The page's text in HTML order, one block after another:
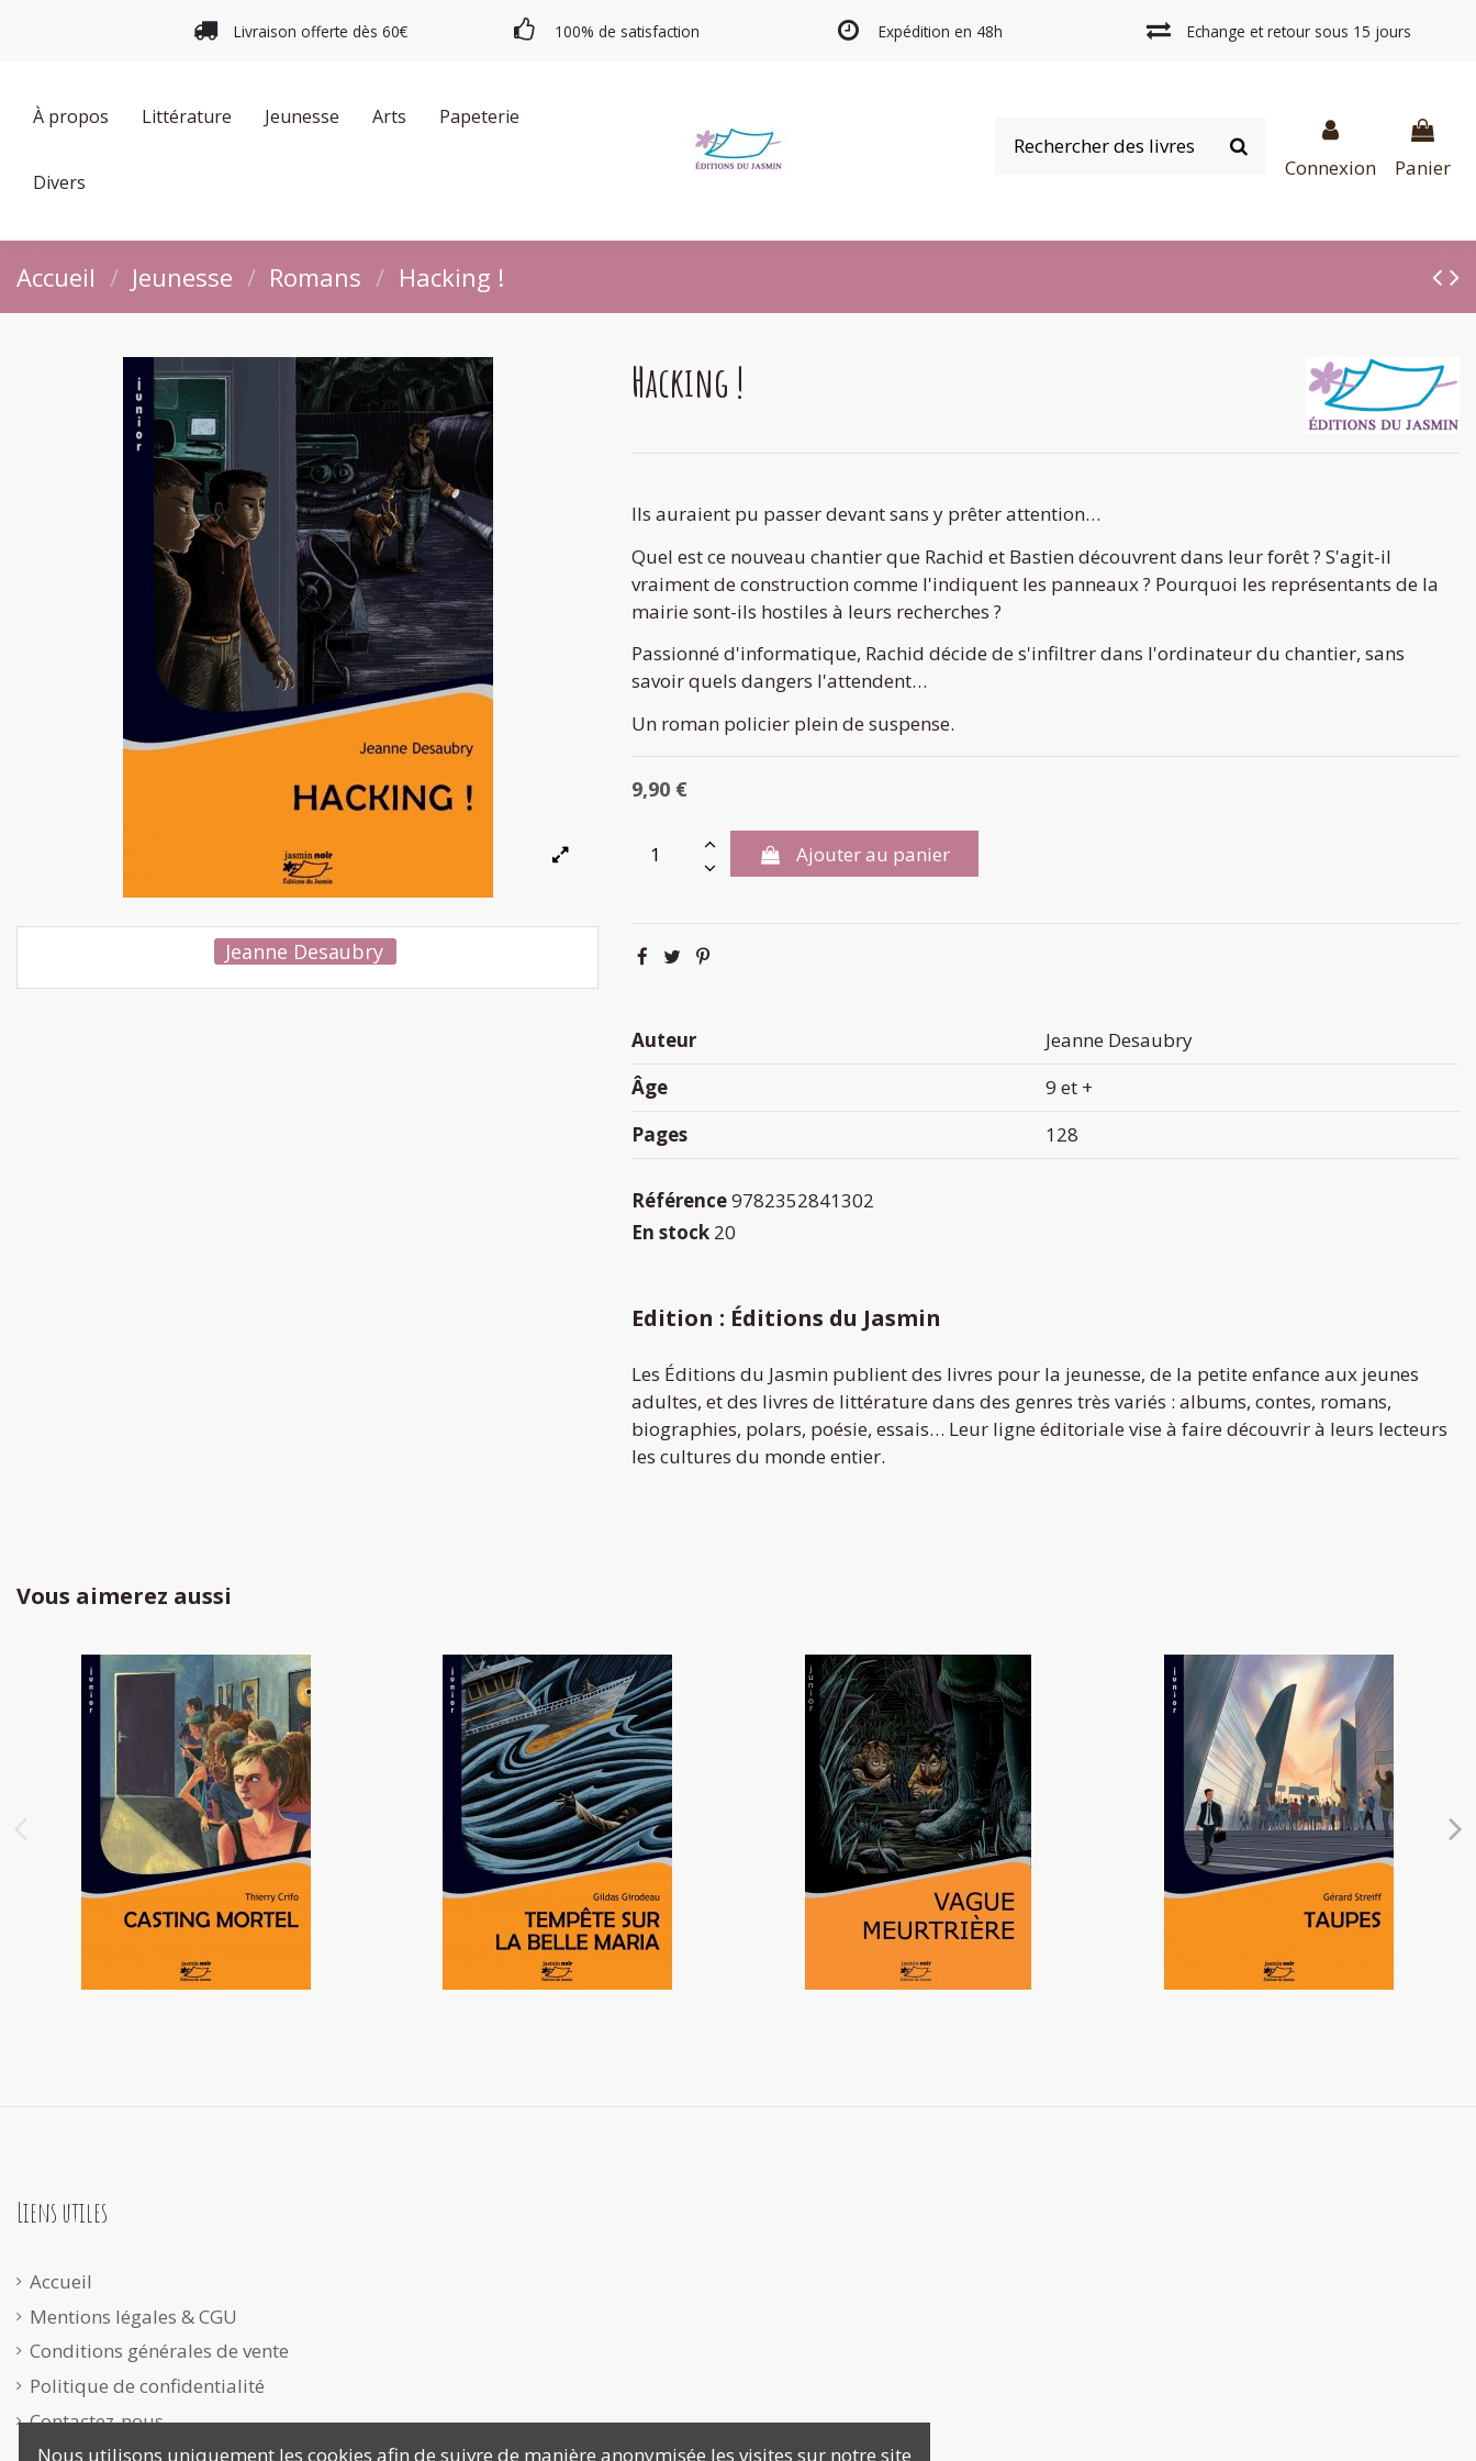
Livraison offerte dès 60€ 100% de satisfaction Expédition en 48h Echange et retour sous 15 jours
À propos Littérature Jeunesse Arts Papeterie
Divers
Connexion Panier
Accueil Jeunesse Romans Hacking !
Jeanne Desaubry
Hacking !
Ils auraient pu passer devant sans y prêter attention…
Quel est ce nouveau chantier que Rachid et Bastien découvrent dans leur forêt ? S'agit-il
vraiment de construction comme l'indiquent les panneaux ? Pourquoi les représentants de la
mairie sont-ils hostiles à leurs recherches ?
Passionné d'informatique, Rachid décide de s'infiltrer dans l'ordinateur du chantier, sans
savoir quels dangers l'attendent…
Un roman policier plein de suspense.
9,90 €
Ajouter au panier
Auteur
Jeanne Desaubry
Âge
9 et +
Pages
128
Référence9782352841302
En stock 20
Edition : Éditions du Jasmin
Les Éditions du Jasmin publient des livres pour la jeunesse, de la petite enfance aux jeunes
adultes, et des livres de littérature dans des genres très variés : albums, contes, romans,
biographies, polars, poésie, essais… Leur ligne éditoriale vise à faire découvrir à leurs lecteurs
les cultures du monde entier.
Vous aimerez aussi
Casting mortel
9,90 €
Tempête sur la Belle Maria
9,90 €
Vague meurtrière
9,90 €
Taupes
9,90 €
Liens utiles
Accueil
Mentions légales & CGU
Conditions générales de vente
Politique de confidentialité
Contactez-nous
Nous utilisons uniquement les cookies afin de suivre de manière anonymisée les visites sur notre site